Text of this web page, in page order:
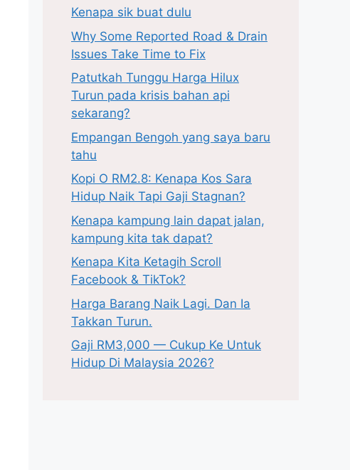
Kenapa sik buat dulu
Why Some Reported Road & Drain
Issues Take Time to Fix
Patutkah Tunggu Harga Hilux
Turun pada krisis bahan api
sekarang?
Empangan Bengoh yang saya baru
tahu
Kopi O RM2.8: Kenapa Kos Sara
Hidup Naik Tapi Gaji Stagnan?
Kenapa kampung lain dapat jalan,
kampung kita tak dapat?
Kenapa Kita Ketagih Scroll
Facebook & TikTok?
Harga Barang Naik Lagi. Dan Ia
Takkan Turun.
Gaji RM3,000 — Cukup Ke Untuk
Hidup Di Malaysia 2026?